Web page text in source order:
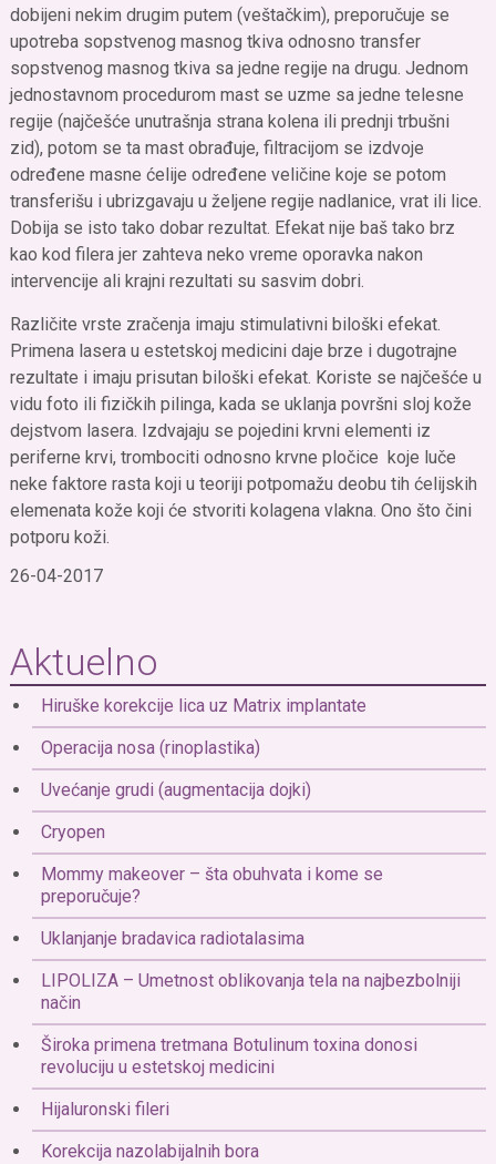
dobijeni nekim drugim putem (veštačkim), preporučuje se
upotreba sopstvenog masnog tkiva odnosno transfer
sopstvenog masnog tkiva sa jedne regije na drugu. Jednom
jednostavnom procedurom mast se uzme sa jedne telesne
regije (najčešće unutrašnja strana kolena ili prednji trbušni
zid), potom se ta mast obrađuje, filtracijom se izdvoje
određene masne ćelije određene veličine koje se potom
transferišu i ubrizgavaju u željene regije nadlanice, vrat ili lice.
Dobija se isto tako dobar rezultat. Efekat nije baš tako brz
kao kod filera jer zahteva neko vreme oporavka nakon
intervencije ali krajni rezultati su sasvim dobri.
Različite vrste zračenja imaju stimulativni biloški efekat.
Primena lasera u estetskoj medicini daje brze i dugotrajne
rezultate i imaju prisutan biloški efekat. Koriste se najčešće u
vidu foto ili fizičkih pilinga, kada se uklanja površni sloj kože
dejstvom lasera. Izdvajaju se pojedini krvni elementi iz
periferne krvi, trombociti odnosno krvne pločice koje luče
neke faktore rasta koji u teoriji potpomažu deobu tih ćelijskih
elemenata kože koji će stvoriti kolagena vlakna. Ono što čini
potporu koži.
26-04-2017
Aktuelno
Hiruške korekcije lica uz Matrix implantate
Operacija nosa (rinoplastika)
Uvećanje grudi (augmentacija dojki)
Cryopen
Mommy makeover – šta obuhvata i kome se
preporučuje?
Uklanjanje bradavica radiotalasima
LIPOLIZA – Umetnost oblikovanja tela na najbezbolniji
način
Široka primena tretmana Botulinum toxina donosi
revoluciju u estetskoj medicini
Hijaluronski fileri
Korekcija nazolabijalnih bora